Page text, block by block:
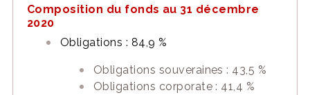
Composition du fonds au 31 décembre
2020
Obligations : 84,9 %
Obligations souveraines : 43,5 %
Obligations corporate : 41,4 %